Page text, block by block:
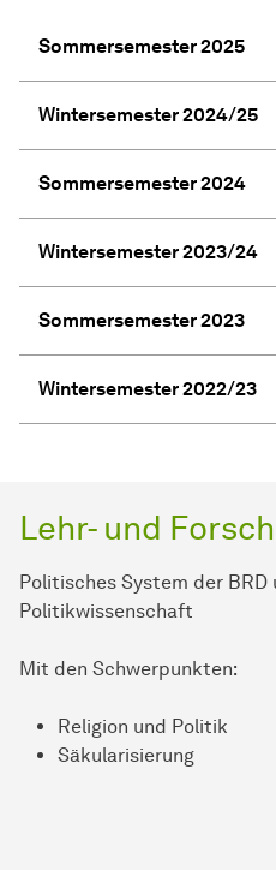
Sommersemester 2025
Wintersemester 2024/25
Sommersemester 2024
Wintersemester 2023/24
Sommersemester 2023
Wintersemester 2022/23
Lehr- und
Politisches System der BRD
Politikwissenschaft
Mit den Schwerpunkten:
Religion und Politik
Säkularisierung